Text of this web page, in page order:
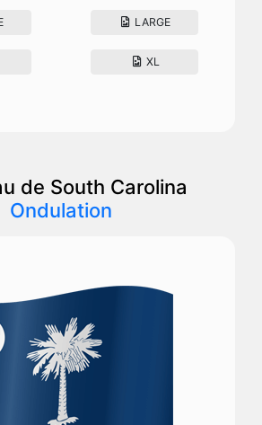
LARGE
XL
de South Carolina
Ondulation